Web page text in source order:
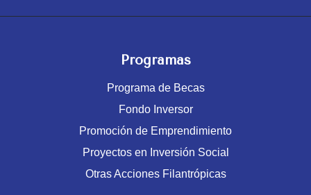
Programas
Programa de Becas
Fondo Inversor
Promoción de Emprendimiento
Proyectos en Inversión Social
Otras Acciones Filantrópicas